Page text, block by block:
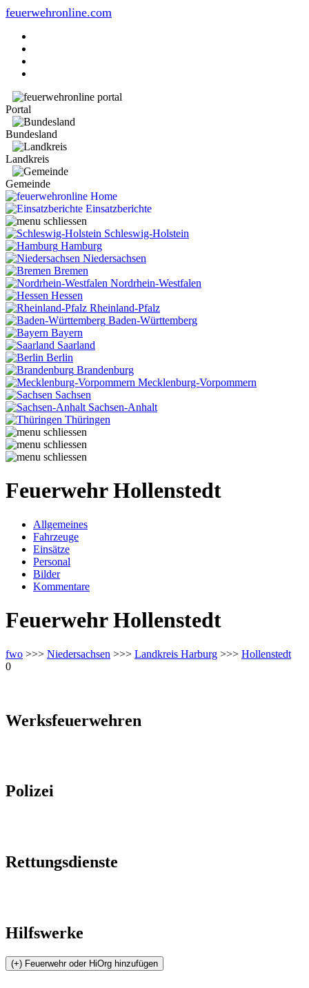
feuerwehronline.com
Portal
Bundesland
Landkreis
Gemeinde
Home
Einsatzberichte
Schleswig-Holstein
Hamburg
Niedersachsen
Bremen
Nordrhein-Westfalen
Hessen
Rheinland-Pfalz
Baden-Württemberg
Bayern
Saarland
Berlin
Brandenburg
Mecklenburg-Vorpommern
Sachsen
Sachsen-Anhalt
Thüringen
Feuerwehr Hollenstedt
Allgemeines
Fahrzeuge
Einsätze
Personal
Bilder
Kommentare
Feuerwehr Hollenstedt
fwo >>> Niedersachsen >>> Landkreis Harburg >>> Hollenstedt
0
Werksfeuerwehren
Polizei
Rettungsdienste
Hilfswerke